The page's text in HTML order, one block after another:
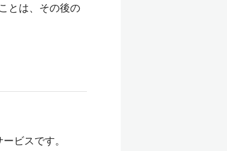
とは、その後の
ビスです。